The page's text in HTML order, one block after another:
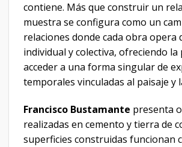
contiene. Más que construir un
muestra se configura como un
relaciones donde cada obra opera
individual y colectiva, ofreciendo la
acceder a una forma singular de
temporales vinculadas al paisaje y
Francisco Bustamante presenta
realizadas en cemento y tierra de
superficies construidas funcionan